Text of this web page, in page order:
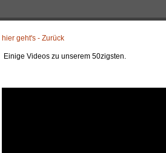
hier geht's - Zurück
Einige Videos zu unserem 50zigsten.